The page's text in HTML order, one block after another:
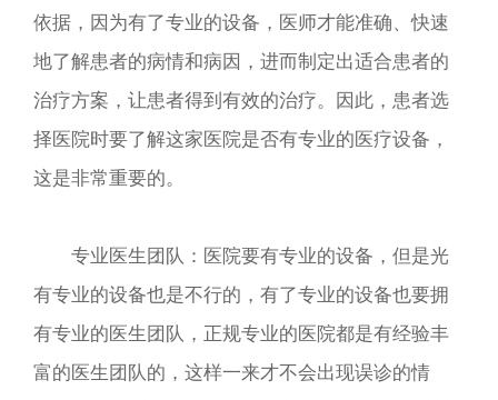
依据，因为有了专业的设备，医师才能准确、快速
地了解患者的病情和病因，进而制定出适合患者的
治疗方案，让患者得到有效的治疗。因此，患者选
择医院时要了解这家医院是否有专业的医疗设备，
这是非常重要的。
专业医生团队：医院要有专业的设备，但是光
有专业的设备也是不行的，有了专业的设备也要拥
有专业的医生团队，正规专业的医院都是有经验丰
富的医生团队的，这样一来才不会出现误诊的情